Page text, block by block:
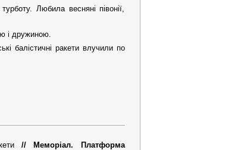
Любила весняні півонії,
і дружиною.
балістичні ракети влучили по
// Меморіал. Платформа